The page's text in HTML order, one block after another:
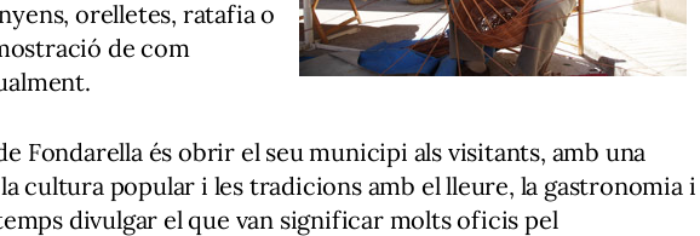
orelletes, ratafia o
de com
Fondarella és obrir el seu municipi als visitants, amb una
cultura popular i les tradicions amb el lleure, la gastronomia i
divulgar el que van significar molts oficis pel